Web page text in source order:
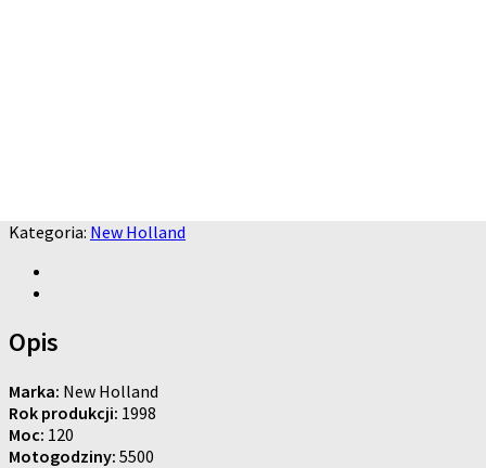
Kategoria: New Holland
Opis
Marka: New Holland
Rok produkcji: 1998
Moc: 120
Motogodziny: 5500